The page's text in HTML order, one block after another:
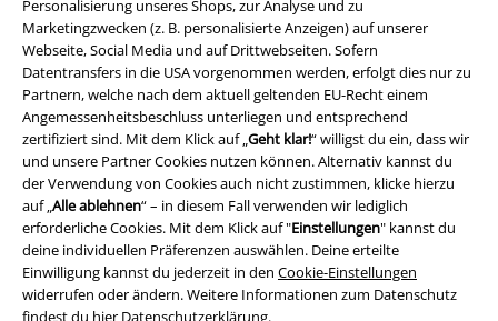
Personalisierung unseres Shops, zur Analyse und zu
Marketingzwecken (z. B. personalisierte Anzeigen) auf unserer
Webseite, Social Media und auf Drittwebseiten. Sofern
Datentransfers in die USA vorgenommen werden, erfolgt dies nur zu
Partnern, welche nach dem aktuell geltenden EU-Recht einem
Angemessenheitsbeschluss unterliegen und entsprechend
zertifiziert sind. Mit dem Klick auf „Geht klar!“ willigst du ein, dass wir
und unsere Partner Cookies nutzen können. Alternativ kannst du
der Verwendung von Cookies auch nicht zustimmen, klicke hierzu
auf „Alle ablehnen“ – in diesem Fall verwenden wir lediglich
erforderliche Cookies. Mit dem Klick auf "Einstellungen" kannst du
deine individuellen Präferenzen auswählen. Deine erteilte
Einwilligung kannst du jederzeit in den Cookie-Einstellungen
widerrufen oder ändern. Weitere Informationen zum Datenschutz
findest du hier Datenschutzerklärung.
Jobs bei EMP
Community